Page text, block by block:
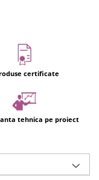
certificate
tehnica pe proiect